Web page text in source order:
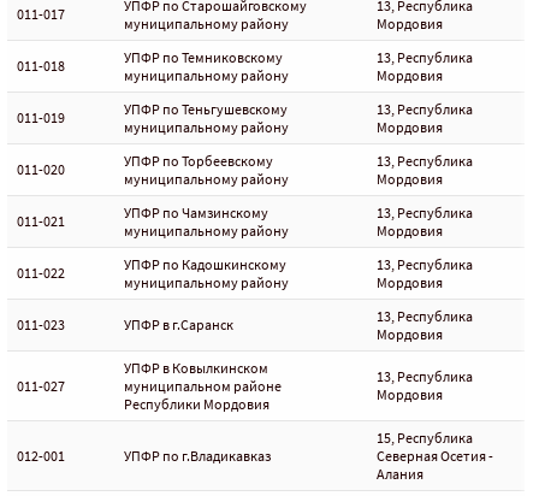
011-017
УПФР по Старошайговскому
муниципальному району
13, Республика
Мордовия
011-018
УПФР по Темниковскому
муниципальному району
13, Республика
Мордовия
011-019
УПФР по Теньгушевскому
муниципальному району
13, Республика
Мордовия
011-020
УПФР по Торбеевскому
муниципальному району
13, Республика
Мордовия
011-021
УПФР по Чамзинскому
муниципальному району
13, Республика
Мордовия
011-022
УПФР по Кадошкинскому
муниципальному району
13, Республика
Мордовия
011-023 УПФР в г.Саранск
13, Республика
Мордовия
011-027
УПФР в Ковылкинском
муниципальном районе
Республики Мордовия
13, Республика
Мордовия
012-001 УПФР по г.Владикавказ
15, Республика
Северная Осетия -
Алания